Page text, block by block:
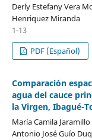
Derly Estefany Vera
Henriquez Miranda
1-13
PDF (Español)
Comparación
agua del cauce
la Virgen, Ibagué-
María Camila
Antonio José Guío